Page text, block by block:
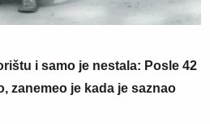
i samo je nestala: Posle 42
zanemeo je kada je saznao